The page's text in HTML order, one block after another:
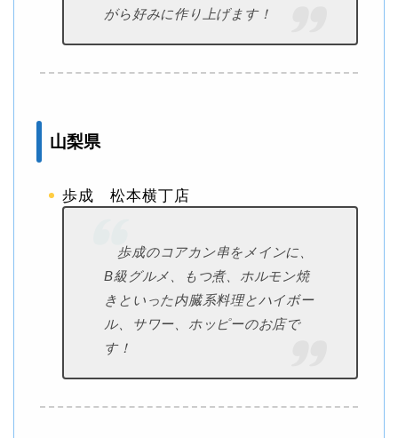
がら好みに作り上げます！
山梨県
歩成 松本横丁店
歩成のコアカン串をメインに、
B級グルメ、もつ煮、ホルモン焼
きといった内臓系料理とハイボー
ル、サワー、ホッピーのお店で
す！